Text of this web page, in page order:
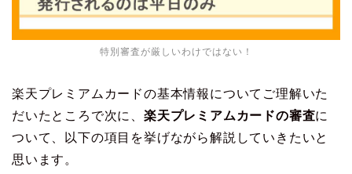
特別審査が厳しいわけではない！
楽天プレミアムカードの基本情報についてご理解いた
だいたところで次に、 楽天プレミアムカードの審査に
ついて、以下の項目を挙げながら解説していきたいと
思います。